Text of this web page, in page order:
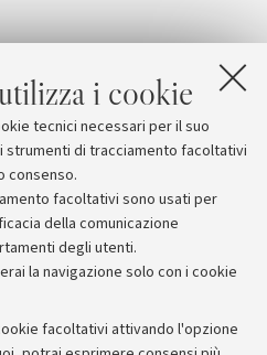
i cookie
tecnici necessari per il suo
strumenti di tracciamento facoltativi
consenso.
facoltativi sono usati per
della comunicazione
degli utenti.
la navigazione solo con i cookie
facoltativi attivando l'opzione